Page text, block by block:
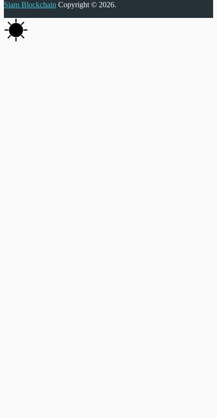
Siam Blockchain Copyright © 2026.